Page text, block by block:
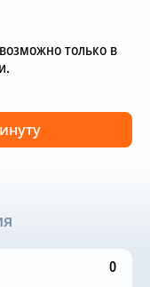
только в
0